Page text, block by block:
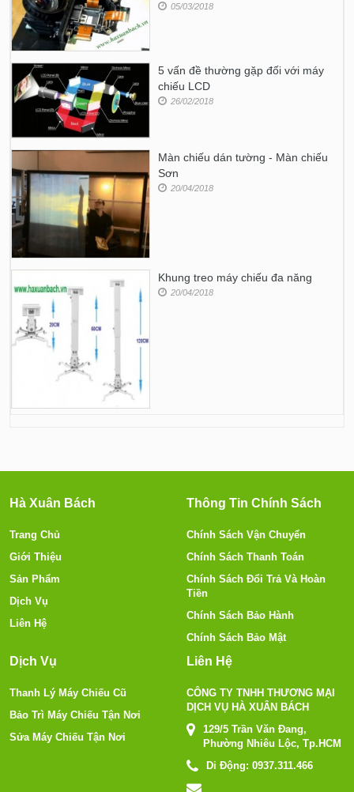
05/03/2018
5 vấn đề thường gặp đối với máy
chiếu LCD
26/02/2018
Màn chiếu dán tường - Màn chiếu
Sơn
20/04/2018
Khung treo máy chiếu đa năng
20/04/2018
Hà Xuân Bách
Trang Chủ
Giới Thiệu
Sản Phẩm
Dịch Vụ
Liên Hệ
Thông Tin Chính Sách
Chính Sách Vận Chuyển
Chính Sách Thanh Toán
Chính Sách Đổi Trả Và Hoàn
Tiền
Chính Sách Bảo Hành
Chính Sách Bảo Mật
Dịch Vụ
Thanh Lý Máy Chiếu Cũ
Bảo Trì Máy Chiếu Tận Nơi
Sửa Máy Chiếu Tận Nơi
Liên Hệ
CÔNG TY TNHH THƯƠNG MẠI
DỊCH VỤ HÀ XUÂN BÁCH
129/5 Trần Văn Đang,
Phường Nhiêu Lộc, Tp.HCM
Di Động: 0937.311.466